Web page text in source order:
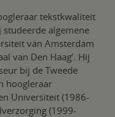
tekstkwaliteit
algemene
van Amsterdam
van Den Haag’. Hij
bij de Tweede
hoogleraar
Universiteit (1986-
(1999-